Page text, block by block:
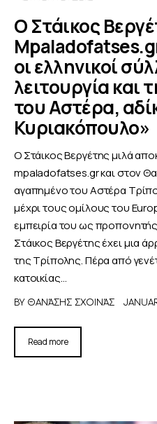
Ο Στάικος
οι ελληνικοί
λειτουργία και
του Αστέρα,
Κυριακόπουλο»
Ο Στάικος Βεργέτης μιλά
mpaladofatses.gr και στον
αγαπημένο του Αστέρα
μέχρι τους ομίλους του
εμπειρία του ως
Στάικος Βεργέτης έχει μια
της Τρίπολης. Πέρα από
κατοικίας…
BY ΘΑΝΆΣΗΣ ΣΧΟΙΝΆΣ
Read more